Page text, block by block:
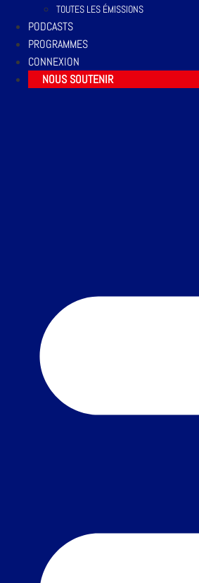
TOUTES LES ÉMISSIONS
PODCASTS
PROGRAMMES
CONNEXION
NOUS SOUTENIR